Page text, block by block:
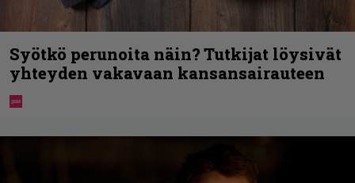
Syötkö perunoita näin? Tutkijat löysivät
yhteyden vakavaan kansansairauteen